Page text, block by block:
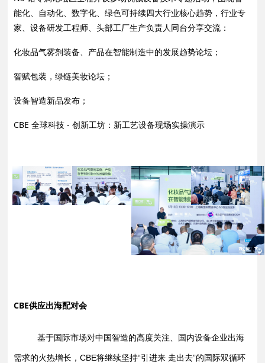
能化、自动化、数字化、绿色可持续四大行业核心趋势，行业专
家、设备研发工程师、头部工厂生产负责人同台分享交流：
化妆品气雾剂装备、产品在智能制造中的发展趋势论坛；
智赋包装，绿链美妆论坛；
设备智造新品发布；
CBE 全球科技 - 创新工坊：新工艺设备现场实操演示
CBE供应出海配对会
基于国际市场对中国智造的高度关注、国内设备企业出海
需求的火热增长，CBE将继续坚持“引进来 走出去”的国际双循环